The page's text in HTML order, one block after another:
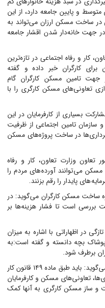
و پایین جامعه دارد، از این
در ساخت مسکن ارزان می‌تواند به
جهت خانه‌دار شدن اقشار جامعه
کار و رفاه اجتماعی در تازه‌ترین
کارگران خبر داده و گفته
جهت تامین مسکن کارگران گام
تعاونی‌های مسکن کارگری را با
بسیاری از کارفرمایان در این
سازمان تامین اجتماعی از ظرفیت
در ساخت پروژه‌های مسکن
وزارت تعاون، کار و رفاه
می توانند آورده های مردم را
های پایدار را رقم بزنند.
ساخت مسکن کارگران می‌گوید: در
است تا فشار هزینه‌ها بر
در اظهاراتی با اشاره به میزان
بچه دانسته و گفته است:به
برطرف شود.
وی به ماده ۱۴۹ قانون کار اشاره کرده و می‌گوید: باید طبق ماده ۱۴۹ قانون کار
تعاونی‌های مسکن و کارفرمایان
و ساز مسکن کارگری به آنها کمک